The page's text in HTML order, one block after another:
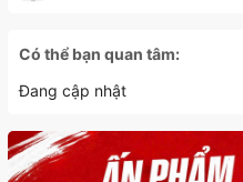
Có thể bạn quan tâm:
Đang cập nhật